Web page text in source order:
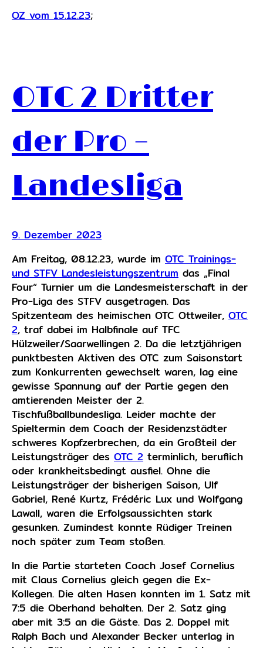
OZ vom 15.12.23;
OTC 2 Dritter
der Pro –
Landesliga
9. Dezember 2023
Am Freitag, 08.12.23, wurde im OTC Trainings-
und STFV Landesleistungszentrum das „Final
Four“ Turnier um die Landesmeisterschaft in der
Pro-Liga des STFV ausgetragen. Das
Spitzenteam des heimischen OTC Ottweiler, OTC
2, traf dabei im Halbfinale auf TFC
Hülzweiler/Saarwellingen 2. Da die letztjährigen
punktbesten Aktiven des OTC zum Saisonstart
zum Konkurrenten gewechselt waren, lag eine
gewisse Spannung auf der Partie gegen den
amtierenden Meister der 2.
Tischfußballbundesliga. Leider machte der
Spieltermin dem Coach der Residenzstädter
schweres Kopfzerbrechen, da ein Großteil der
Leistungsträger des OTC 2 terminlich, beruflich
oder krankheitsbedingt ausfiel. Ohne die
Leistungsträger der bisherigen Saison, Ulf
Gabriel, René Kurtz, Frédéric Lux und Wolfgang
Lawall, waren die Erfolgsaussichten stark
gesunken. Zumindest konnte Rüdiger Treinen
noch später zum Team stoßen.
In die Partie starteten Coach Josef Cornelius
mit Claus Cornelius gleich gegen die Ex-
Kollegen. Die alten Hasen konnten im 1. Satz mit
7:5 die Oberhand behalten. Der 2. Satz ging
aber mit 3:5 an die Gäste. Das 2. Doppel mit
Ralph Bach und Alexander Becker unterlag in